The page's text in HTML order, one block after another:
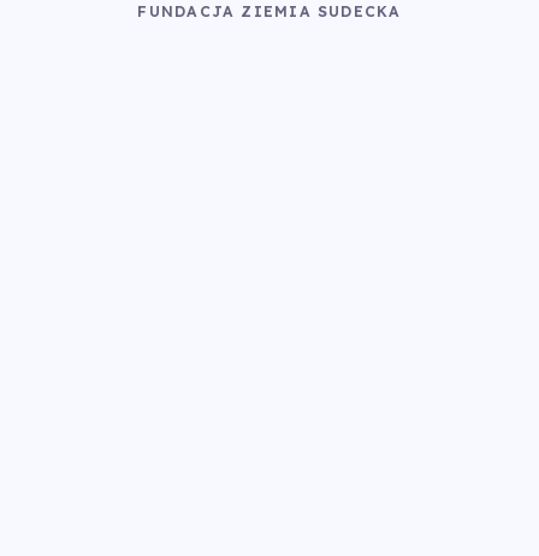
FUNDACJA ZIEMIA SUDECKA